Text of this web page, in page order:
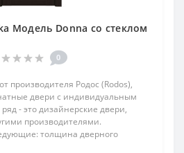
Модель Donna со стеклом
0
производителя Родос (Rodos),
двери с индивидуальным
- это дизайнерские двери,
производителями.
толщина дверного